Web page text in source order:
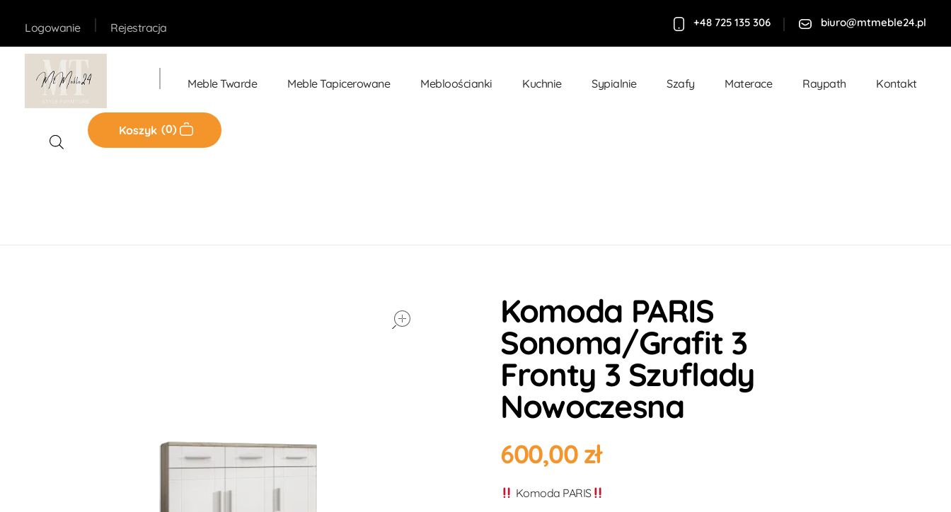
Logowanie Rejestracja +48 725 135 306 biuro@mtmeble24.pl
Meble Twarde Meble Tapicerowane Mebloościanki Kuchnie Sypialnie Szafy Materace Raypath Kontakt
0
Koszyk
Komoda PARIS
Sonoma/grafit 3
Fronty 3 Szuflady
Nowoczesna
600,00 zł
Komoda PARIS